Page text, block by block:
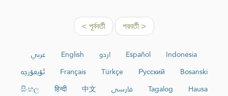
< পূর্ববর্তী পরবর্তী >
عربي English اردو Español
Indonesia
ئۇيغۇرچە
Français Türkçe Русский
Bosanski
සිංහල
हिन्दी 中文 فارسی Tagalog
Hausa